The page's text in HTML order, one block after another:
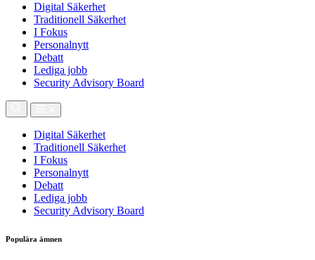
Digital Säkerhet
Traditionell Säkerhet
I Fokus
Personalnytt
Debatt
Lediga jobb
Security Advisory Board
Digital Säkerhet
Traditionell Säkerhet
I Fokus
Personalnytt
Debatt
Lediga jobb
Security Advisory Board
Populära ämnen